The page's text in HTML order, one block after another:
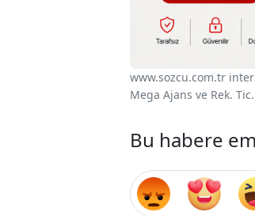
www.sozcu.com.tr
Mega Ajans ve Rek.
Bu habere